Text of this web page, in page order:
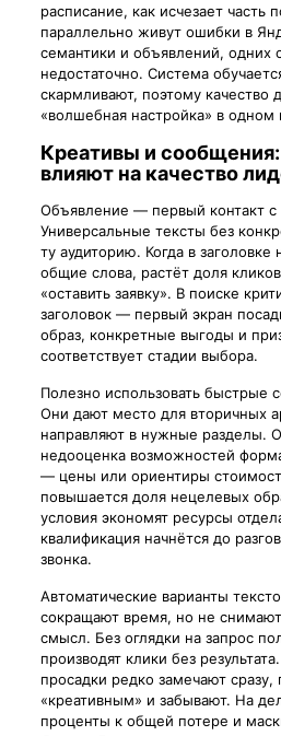
расписание, как исчезает часть
параллельно живут ошибки в
семантики и объявлений, одних
недостаточно. Система
скармливают, поэтому качество
«волшебная настройка» в одном
Креативы и
влияют на качество
Объявление — первый контакт
Универсальные тексты без
ту аудиторию. Когда в
общие слова, растёт доля
«оставить заявку». В поиске
заголовок — первый экран
образ, конкретные выгоды и
соответствует стадии выбора.
Полезно использовать быстрые
Они дают место для вторичных
направляют в нужные разделы.
недооценка возможностей
— цены или ориентиры
повышается доля нецелевых
условия экономят ресурсы
квалификация начнётся до
звонка.
Автоматические варианты
сокращают время, но не снимают
смысл. Без оглядки на запрос
производят клики без
просадки редко замечают сразу,
«креативным» и забывают. На
проценты к общей потере и